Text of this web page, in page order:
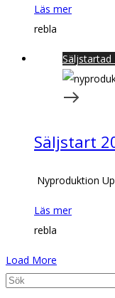
Läs mer
rebla
Säljstartad
Säljstart
Nyproduktion
Läs mer
rebla
Load More
Search